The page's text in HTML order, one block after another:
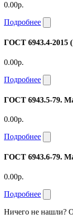
0.00р.
Подробнее
ГОСТ 6943.4-2015
0.00р.
Подробнее
ГОСТ 6943.5-79.
0.00р.
Подробнее
ГОСТ 6943.6-79.
0.00р.
Подробнее
Ничего не нашли?